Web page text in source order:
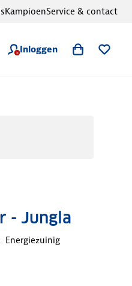
Inloggen
KampioenService & contact
- Jungla
Energiezuinig